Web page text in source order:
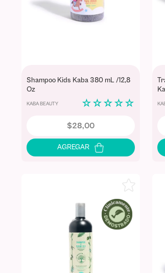
Shampoo Kids Kaba 380 mL /12,8
Oz
KABA BEAUTY ☆ ☆ ☆ ☆ ☆
$28,00